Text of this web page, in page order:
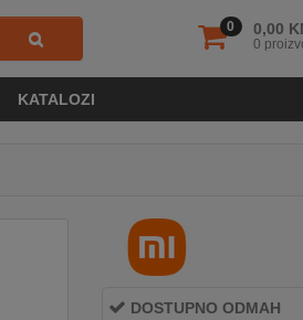
0 0,00
0
KATALOZI
DOSTUPNO ODMAH